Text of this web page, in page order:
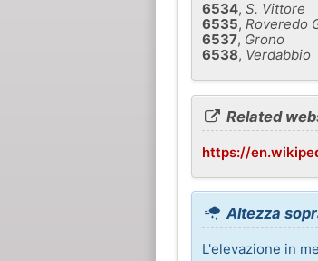
6534, S. Vittore
6535, Roveredo
6537, Grono
6538, Verdabbio
Related
https://
Altezza
L'elevazione in